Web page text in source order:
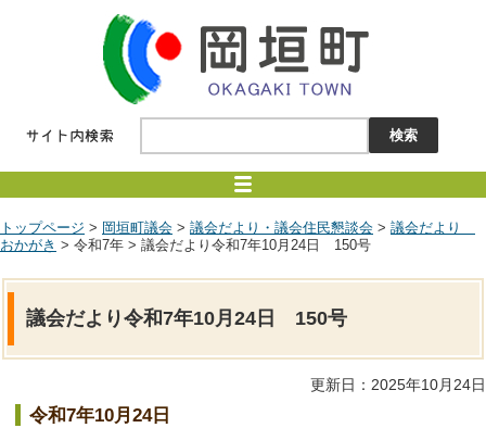
トップページ > 岡垣町議会 > 議会だより・議会住民懇談会 > 議会だより
おかがき > 令和7年 > 議会だより令和7年10月24日 150号
議会だより令和7年10月24日 150号
更新日：2025年10月24日
令和7年10月24日